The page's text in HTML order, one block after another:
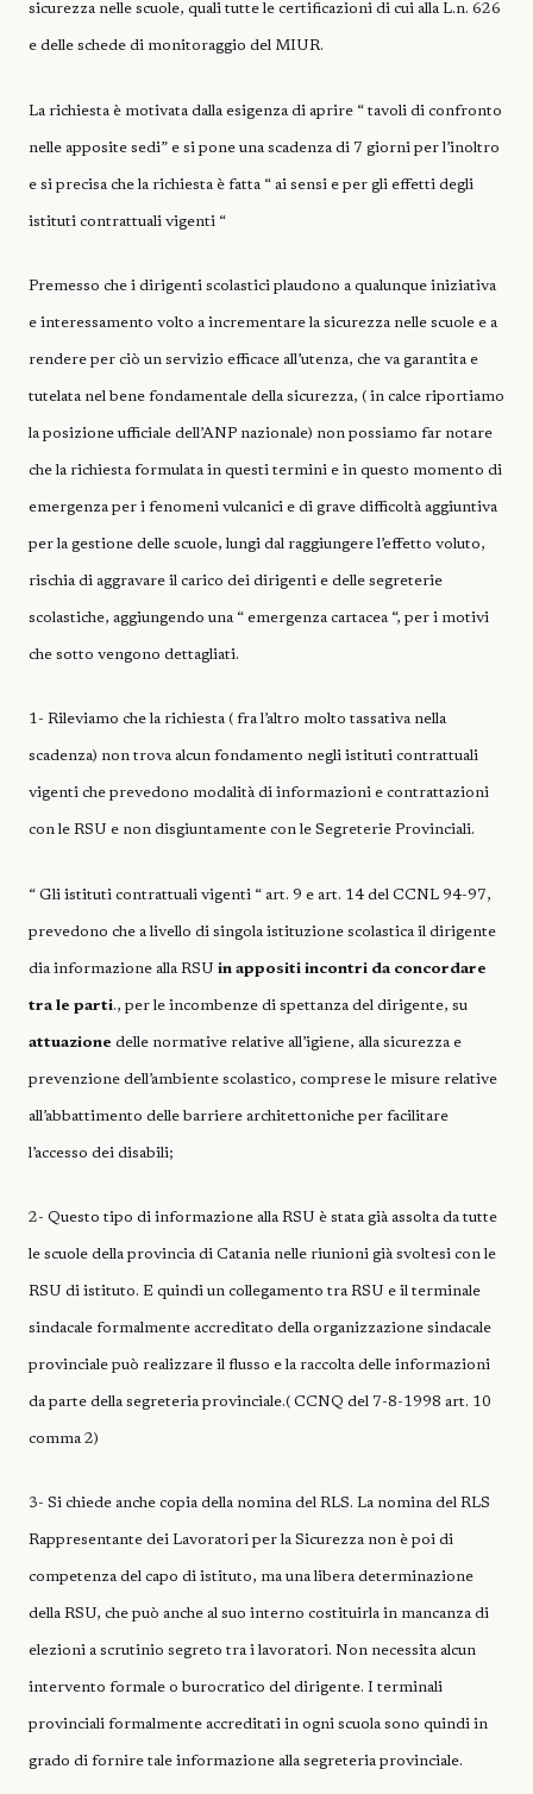
sicurezza nelle scuole, quali tutte le certificazioni di cui alla L.n. 626
e delle schede di monitoraggio del MIUR.
La richiesta è motivata dalla esigenza di aprire “ tavoli di confronto
nelle apposite sedi” e si pone una scadenza di 7 giorni per l’inoltro
e si precisa che la richiesta è fatta “ ai sensi e per gli effetti degli
istituti contrattuali vigenti “
Premesso che i dirigenti scolastici plaudono a qualunque iniziativa
e interessamento volto a incrementare la sicurezza nelle scuole e a
rendere per ciò un servizio efficace all’utenza, che va garantita e
tutelata nel bene fondamentale della sicurezza, ( in calce riportiamo
la posizione ufficiale dell’ANP nazionale) non possiamo far notare
che la richiesta formulata in questi termini e in questo momento di
emergenza per i fenomeni vulcanici e di grave difficoltà aggiuntiva
per la gestione delle scuole, lungi dal raggiungere l’effetto voluto,
rischia di aggravare il carico dei dirigenti e delle segreterie
scolastiche, aggiungendo una “ emergenza cartacea “, per i motivi
che sotto vengono dettagliati.
1- Rileviamo che la richiesta ( fra l’altro molto tassativa nella
scadenza) non trova alcun fondamento negli istituti contrattuali
vigenti che prevedono modalità di informazioni e contrattazioni
con le RSU e non disgiuntamente con le Segreterie Provinciali.
“ Gli istituti contrattuali vigenti “ art. 9 e art. 14 del CCNL 94-97,
prevedono che a livello di singola istituzione scolastica il dirigente
dia informazione alla RSU in appositi incontri da concordare
tra le parti., per le incombenze di spettanza del dirigente, su
attuazione delle normative relative all’igiene, alla sicurezza e
prevenzione dell’ambiente scolastico, comprese le misure relative
all’abbattimento delle barriere architettoniche per facilitare
l’accesso dei disabili;
2- Questo tipo di informazione alla RSU è stata già assolta da tutte
le scuole della provincia di Catania nelle riunioni già svoltesi con le
RSU di istituto. E quindi un collegamento tra RSU e il terminale
sindacale formalmente accreditato della organizzazione sindacale
provinciale può realizzare il flusso e la raccolta delle informazioni
da parte della segreteria provinciale.( CCNQ del 7-8-1998 art. 10
comma 2)
3- Si chiede anche copia della nomina del RLS. La nomina del RLS
Rappresentante dei Lavoratori per la Sicurezza non è poi di
competenza del capo di istituto, ma una libera determinazione
della RSU, che può anche al suo interno costituirla in mancanza di
elezioni a scrutinio segreto tra i lavoratori. Non necessita alcun
intervento formale o burocratico del dirigente. I terminali
provinciali formalmente accreditati in ogni scuola sono quindi in
grado di fornire tale informazione alla segreteria provinciale.